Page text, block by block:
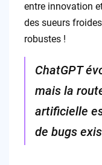
entre innovation
des sueurs
robustes !
ChatGPT
mais la
artificielle
de bugs